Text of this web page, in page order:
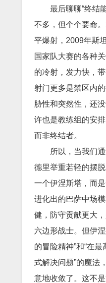
最后聊聊“终结
不多，但个个要命
平爆射，2009年斯
国家队大赛的各种
的冷射，发力快，
射门更多是禁区内
胁性和突然性，还
许也是教练组的安
而非终结者。
所以，当我们
德里举重若轻的摆
一个伊涅斯塔，而
进化出的巴萨中场
健，防守贡献更大
六边形战士。但伊
的冒险精神”和“在
式解决问题”的魔法
意地收敛了。这不